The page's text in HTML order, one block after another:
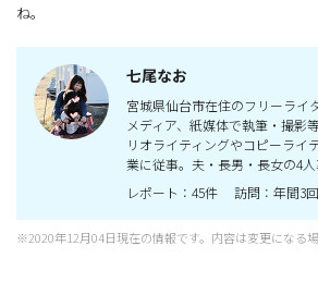
ね。
七尾なお
宮城県仙台市在住のフリーライ
メディア、紙媒体で執筆・撮影
リオライティングやコピーライ
業に従事。夫・長男・長女の4人
レポート：45件 訪問：年間3
※2020年12月04日現在の情報です。内容は変更になる場